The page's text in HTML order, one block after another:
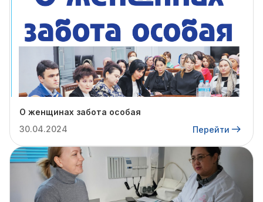
О женщинах забота особая
30.04.2024
Перейти